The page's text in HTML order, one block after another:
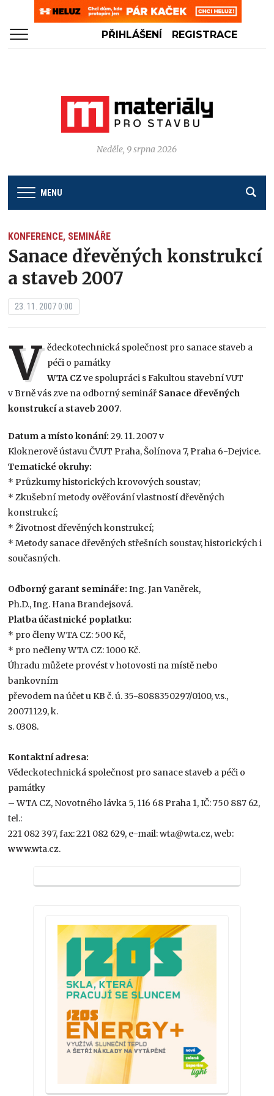
PŘIHLÁŠENÍ REGISTRACE
Neděle, 9 srpna 2026
MENU
KONFERENCE, SEMINÁŘE
Sanace dřevěných konstrukcí
a staveb 2007
23. 11. 2007 0:00
V ědeckotechnická společnost pro sanace staveb a
péči o památky
WTA CZve spolupráci s Fakultou stavební VUT
v Brně vás zve na odborný seminář Sanace dřevěných
konstrukcí a staveb 2007.
Datum a místo konání: 29. 11. 2007 v
Kloknerově ústavu ČVUT Praha, Šolínova 7, Praha 6-Dejvice.
Tematické okruhy:
* Průzkumy historických krovových soustav;
* Zkušební metody ověřování vlastností dřevěných
konstrukcí;
* Životnost dřevěných konstrukcí;
* Metody sanace dřevěných střešních soustav, historických i
současných.
Odborný garant semináře: Ing. Jan Vaněrek,
Ph.D., Ing. Hana Brandejsová.
Platba účastnické poplatku:
* pro členy WTA CZ: 500 Kč,
* pro nečleny WTA CZ: 1000 Kč.
Úhradu můžete provést v hotovosti na místě nebo
bankovním
převodem na účet u KB č. ú. 35-8088350297/0100, v.s.,
20071129, k.
s. 0308.
Kontaktní adresa:
Vědeckotechnická společnost pro sanace staveb a péči o
památky
– WTA CZ, Novotného lávka 5, 116 68 Praha 1, IČ: 750 887 62,
tel.:
221 082 397, fax: 221 082 629, e-mail: wta@wta.cz, web:
www.wta.cz.